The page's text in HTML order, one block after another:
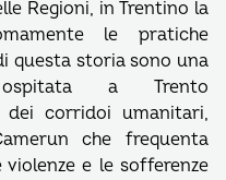
Regioni, in Trentino la
le pratiche
questa storia sono una
a Trento
dei corridoi umanitari,
che frequenta
e le sofferenze